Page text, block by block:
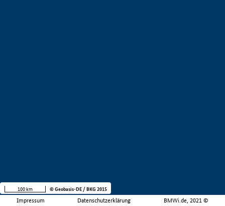
Impressum Datenschutzerklärung BMWi.de, 2021 ©
100 km © Geobasis-DE / BKG 2015